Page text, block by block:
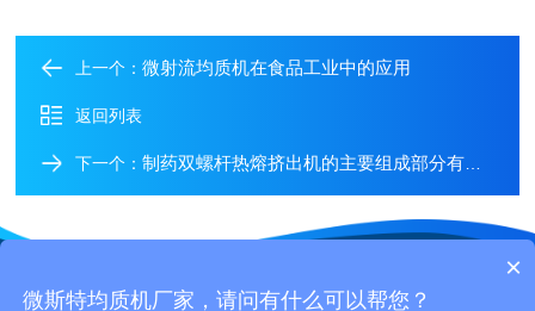
上一个：微射流均质机在食品工业中的应用
返回列表
下一个：制药双螺杆热熔挤出机的主要组成部分有哪些？各部分在制药生产中分别起到什么作用？
Copyright © 2026微斯特科技（苏州）有限公司 All Rights
×
微斯特均质机厂家，请问有什么可以帮您？